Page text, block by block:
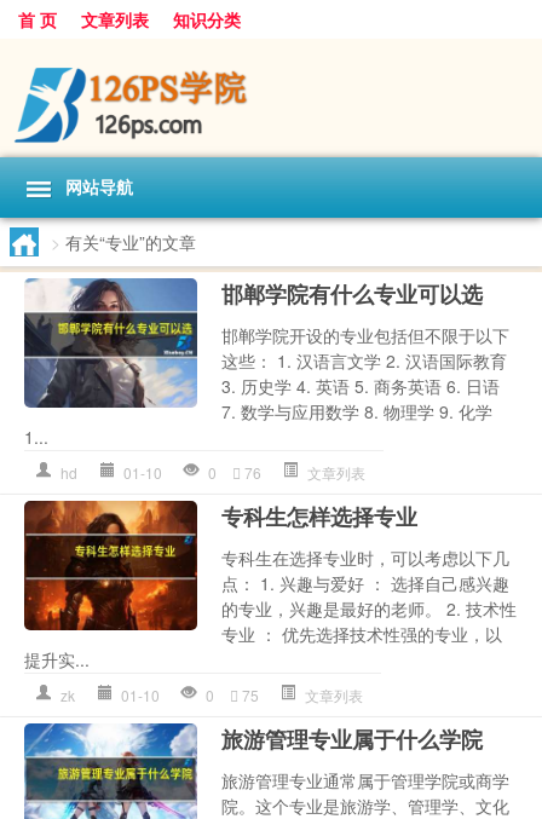
首 页 文章列表 知识分类
网站导航
> 有关“专业”的文章
邯郸学院有什么专业可以选
邯郸学院开设的专业包括但不限于以下
这些： 1. 汉语言文学 2. 汉语国际教育
3. 历史学 4. 英语 5. 商务英语 6. 日语
7. 数学与应用数学 8. 物理学 9. 化学
1...
hd 01-10 0 76 文章列表
专科生怎样选择专业
专科生在选择专业时，可以考虑以下几
点： 1. 兴趣与爱好 ： 选择自己感兴趣
的专业，兴趣是最好的老师。 2. 技术性
专业 ： 优先选择技术性强的专业，以
提升实...
zk 01-10 0 75 文章列表
旅游管理专业属于什么学院
旅游管理专业通常属于管理学院或商学
院。这个专业是旅游学、管理学、文化